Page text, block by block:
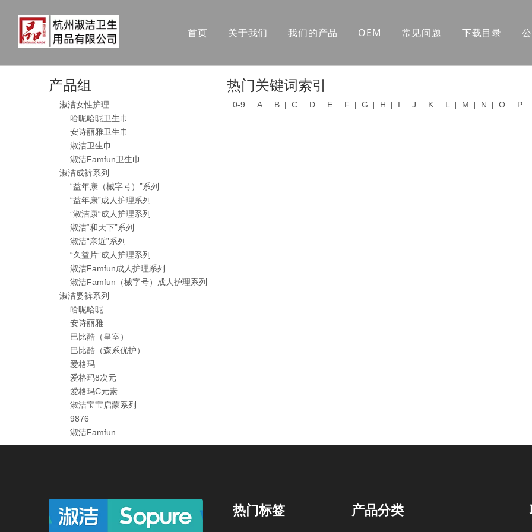
首页 关于我们 我们的产品 OEM 常见问题 下载目录
产品组
淑洁女性护理
哈昵哈昵卫生巾
安诗丽雅卫生巾
淑洁卫生巾
淑洁Famfun卫生巾
淑洁成裤系列
“益年康（械字号）”系列
“益年康”成人护理系列
”淑洁康“成人护理系列
淑洁“和天下”系列
淑洁“亲近”系列
“久益片”成人护理系列
淑洁Famfun成人护理系列
淑洁Famfun（械字号）成人护理系列
淑洁婴裤系列
哈昵哈昵
安诗丽雅
巴比酷（皇室）
巴比酷（森系优护）
爱格玛
爱格玛8次元
爱格玛C元素
淑洁宝宝启蒙系列
9876
淑洁Famfun
热门关键词索引
0-9 A B C D E F G H I J K L M N O P
热门标签 产品分类